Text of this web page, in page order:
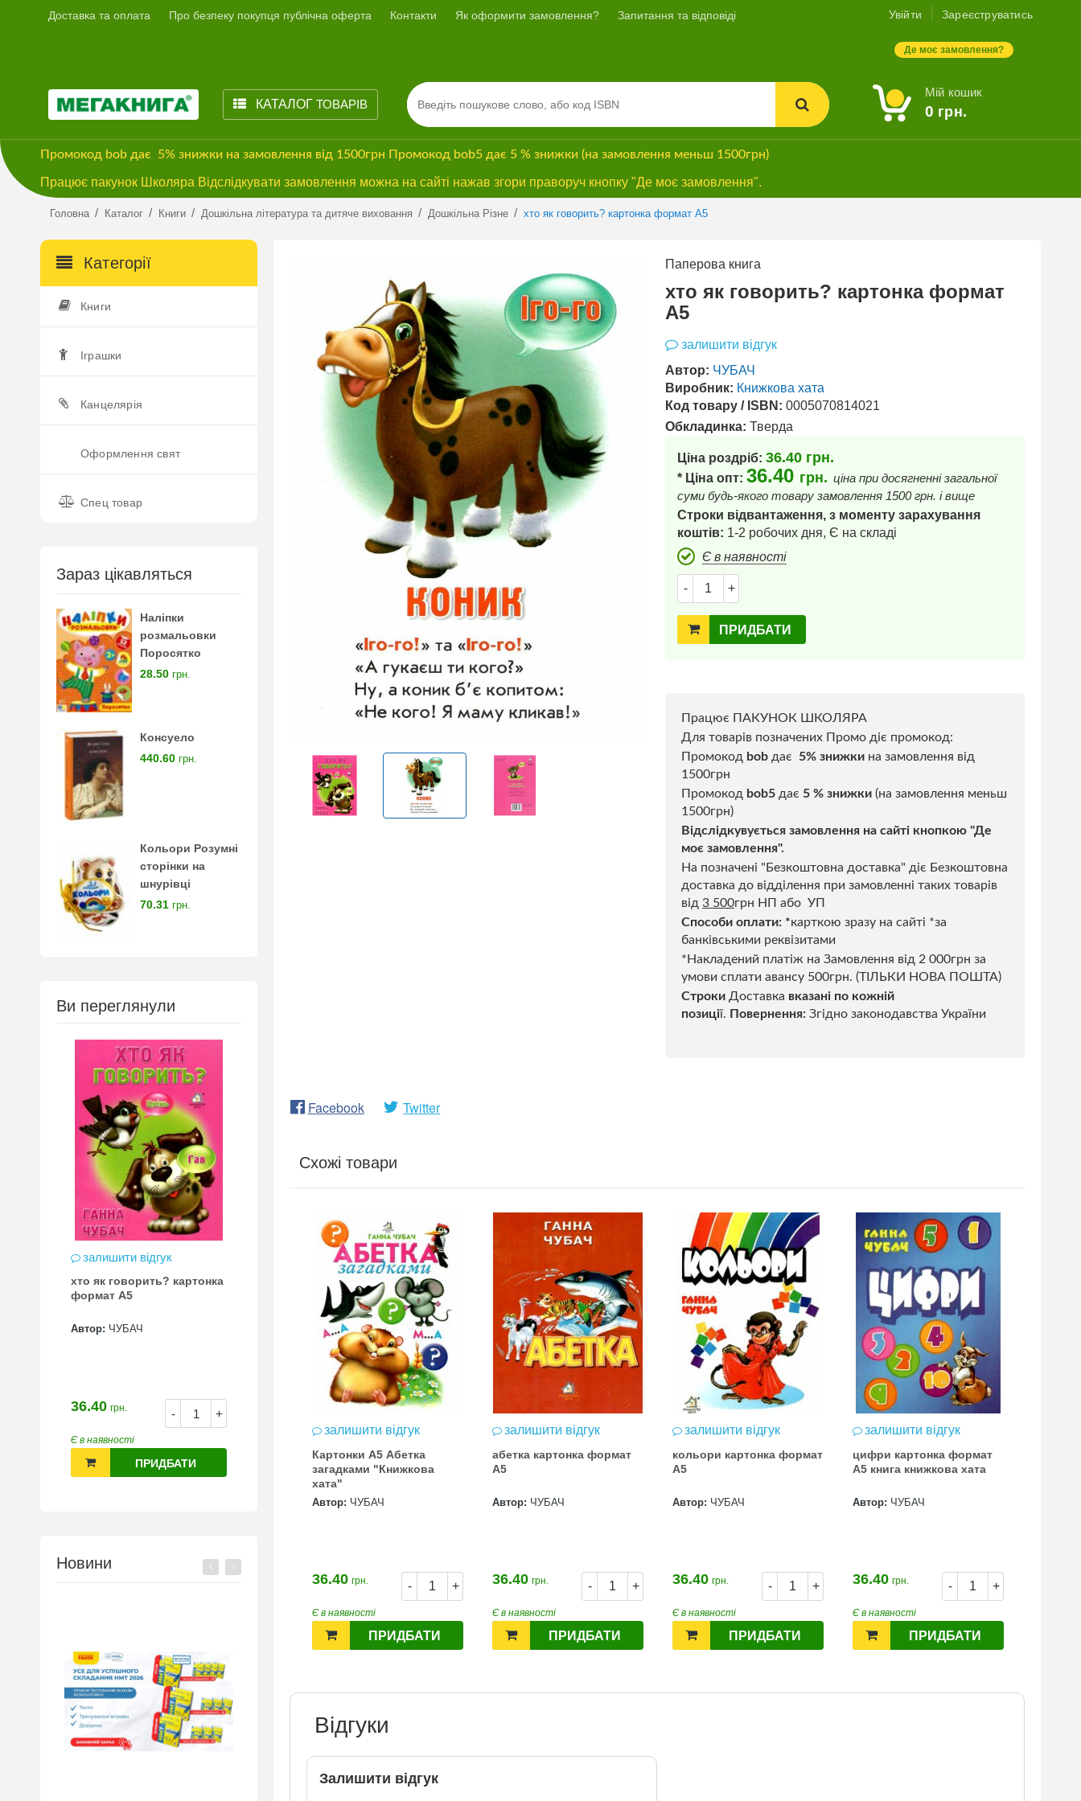
Доставка та оплата Про безпеку покупця публічна оферта Контакти Як оформити замовлення? Запитання та відповіді Увійти Зареєструватись
Де моє замовлення?
КАТАЛОГТОВАРІВ
Мій кошик
0 грн.
Промокод bob дає 5% знижки на замовлення від 1500грн Промокод bob5 дає 5 % знижки (на замовлення меньш 1500грн)
Працює пакунок Школяра Відслідкувати замовлення можна на сайті нажав згори праворуч кнопку "Де моє замовлення".
Головна / Каталог / Книги / Дошкільна література та дитяче виховання / Дошкільна Різне / хто як говорить? картонка формат А5
Категорії
Книги
Іграшки
Канцелярія
Оформлення свят
Спец товар
Зараз цікавляться
Наліпки
розмальовки
Поросятко
28.50 грн.
Консуело
440.60 грн.
Кольори Розумні
сторінки на
шнурівці
70.31 грн.
Ви переглянули
залишити відгук
хто як говорить? картонка
формат А5
Автор: ЧУБАЧ
- +
36.40 грн.
Є в наявності
ПРИДБАТИ
Новини
Previous
Паперова книга
хто як говорить? картонка формат
А5
залишити відгук
Автор: ЧУБАЧ
Виробник: Книжкова хата
Код товару / ISBN: 0005070814021
Обкладинка: Тверда
Ціна роздріб: 36.40 грн.
* Ціна опт: 36.40 грн. ціна при досягненні загальної
суми будь-якого товару замовлення 1500 грн. і вище
Строки відвантаження, з моменту зарахування
коштів: 1-2 робочих дня, Є на складі
Є в наявності
- +
ПРИДБАТИ
Працює ПАКУНОК ШКОЛЯРА
Для товарів позначених Промо діє промокод:
Промокод bob дає 5% знижки на замовлення від
1500грн
Промокод bob5 дає 5 % знижки (на замовлення меньш
1500грн)
Відслідкувується замовлення на сайті кнопкою "Де
моє замовлення".
На позначені "Безкоштовна доставка" діє Безкоштовна
доставка до відділення при замовленні таких товарів
від 3 500грн НП або УП
Способи оплати: *карткою зразу на сайті *за
банківськими реквізитами
*Накладений платіж на Замовлення від 2 000грн за
умови сплати авансу 500грн. (ТІЛЬКИ НОВА ПОШТА)
Строки Доставка вказані по кожній
позиції. Повернення: Згідно законодавства України
Facebook Twitter
Схожі товари
залишити відгук
Картонки А5 Абетка
загадками "Книжкова
хата"
Автор: ЧУБАЧ
- +
36.40 грн.
Є в наявності
ПРИДБАТИ
залишити відгук
абетка картонка формат
А5
Автор: ЧУБАЧ
- +
36.40 грн.
Є в наявності
ПРИДБАТИ
залишити відгук
кольори картонка формат
А5
Автор: ЧУБАЧ
- +
36.40 грн.
Є в наявності
ПРИДБАТИ
залишити відгук
цифри картонка формат
А5 книга книжкова хата
Автор: ЧУБАЧ
- +
36.40 грн.
Є в наявності
ПРИДБАТИ
Відгуки
Залишити відгук